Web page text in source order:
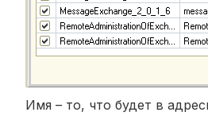
Имя – то, что будет в